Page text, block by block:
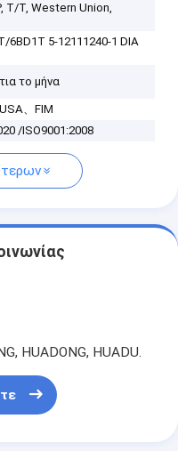
T/T, Western Union,
6BD1T 5-12111240-1 DIA
το μήνα
、FIM
/ISO9001:2008
HUADONG, HUADU.